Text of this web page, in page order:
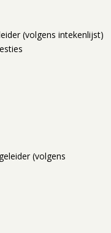
(volgens intekenlijst)
(volgens